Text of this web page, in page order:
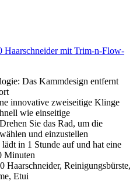
Haarschneider mit Trim-n-Flow-
Das Kammdesign entfernt
innovative zweiseitige Klinge
wie einseitige
Sie das Rad, um die
und einzustellen
in 1 Stunde auf und hat eine
Minuten
Haarschneider, Reinigungsbürste,
Etui